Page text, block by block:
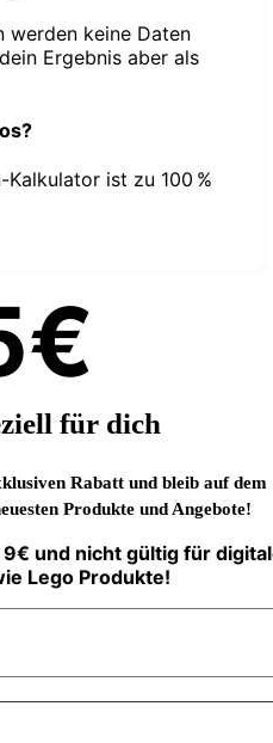
werden keine Daten
Ergebnis aber als
ist zu 100 %
für dich
Rabatt und bleib auf dem
Produkte und Angebote!
und nicht gültig für
Lego Produkte!